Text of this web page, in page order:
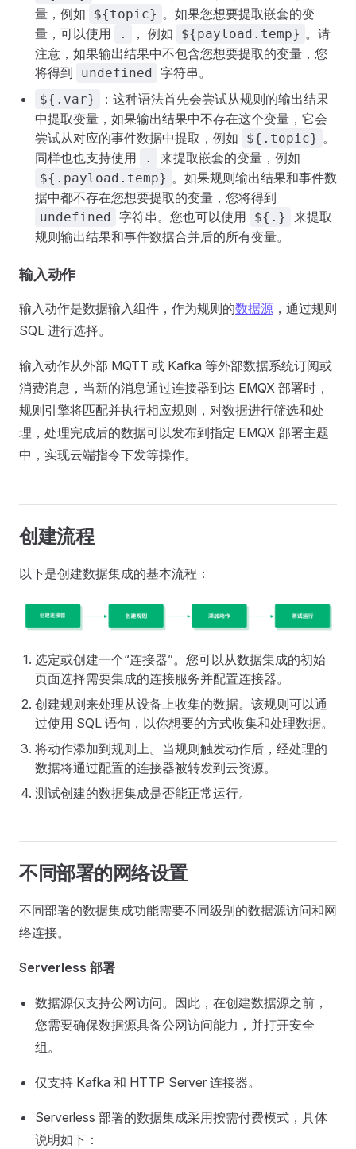
量，例如
${topic} 。如果您想要提取嵌套的变
量，可以使用
. ， 例如 ${payload.temp} 。请
注意，如果输出结果中不包含您想要提取的变量，您
将得到
undefined 字符串。
${.var}
：这种语法首先会尝试从规则的输出结果
中提取变量，如果输出结果中不存在这个变量，它会
尝试从对应的事件数据中提取，例如
${.topic} 。
同样也也支持使用
. 来提取嵌套的变量，例如
${.payload.temp} 。如果规则输出结果和事件数
据中都不存在您想要提取的变量，您将得到
undefined 字符串。您也可以使用 ${.}
来提取
规则输出结果和事件数据合并后的所有变量。
输入动作
输入动作是数据输入组件，作为规则的数据源 ，通过规则
SQL 进行选择。
输入动作从外部 MQTT 或 Kafka 等外部数据系统订阅或
消费消息，当新的消息通过连接器到达 EMQX 部署时，
规则引擎将匹配并执行相应规则，对数据进行筛选和处
理，处理完成后的数据可以发布到指定 EMQX 部署主题
中，实现云端指令下发等操作。
创建流程
以下是创建数据集成的基本流程：
选定或创建一个“连接器”。您可以从数据集成的初始
页面选择需要集成的连接服务并配置连接器。
创建规则来处理从设备上收集的数据。该规则可以通
过使用 SQL 语句，以你想要的方式收集和处理数据。
将动作添加到规则上。当规则触发动作后，经处理的
数据将通过配置的连接器被转发到云资源。
测试创建的数据集成是否能正常运行。
不同部署的网络设置
不同部署的数据集成功能需要不同级别的数据源访问和网
络连接。
Serverless 部署
数据源仅支持公网访问。因此，在创建数据源之前，
您需要确保数据源具备公网访问能力，并打开安全
组。
仅支持 Kafka 和 HTTP Server 连接器。
Serverless 部署的数据集成采用按需付费模式，具体
说明如下：